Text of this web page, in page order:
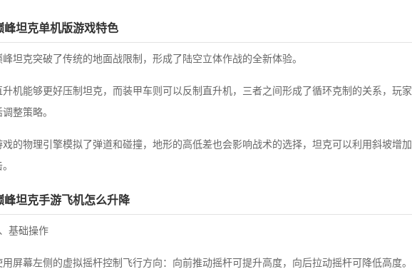
峰坦克单机版游戏特色
峰坦克突破了传统的地面战限制，形成了陆空立体作战的全新体验。
升机能够更好压制坦克，而装甲车则可以反制直升机，三者之间形成了循环克制的关系，玩
调整策略。
戏的物理引擎模拟了弹道和碰撞，地形的高低差也会影响战术的选择，坦克可以利用斜坡增
峰坦克手游飞机怎么升降
基础操作‌
用屏幕左侧的‌虚拟摇杆‌控制飞行方向：向前推动摇杆可提升高度，向后拉动摇杆可降低高度